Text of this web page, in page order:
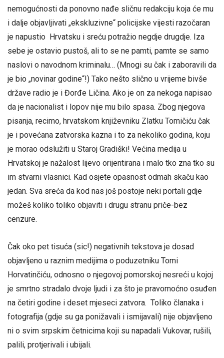
nemogućnosti da ponovno nađe sličnu redakciju koja će mu
i dalje objavljivati „ekskluzivne“ policijske vijesti razočaran
je napustio Hrvatsku i sreću potražio negdje drugdje. Iza
sebe je ostavio pustoš, ali to se ne pamti, pamte se samo
naslovi o navodnom kriminalu… (Mnogi su čak i zaboravili da
je bio „novinar godine“!) Tako nešto slično u vrijeme bivše
države radio je i Đorđe Ličina. Ako je on za nekoga napisao
da je nacionalist i lopov nije mu bilo spasa. Zbog njegova
pisanja, recimo, hrvatskom književniku Zlatku Tomičiću čak
je i povećana zatvorska kazna i to za nekoliko godina, koju
je morao odslužiti u Staroj Gradiški! Većina medija u
Hrvatskoj je nažalost lijevo orijentirana i malo tko zna tko su
im stvarni vlasnici. Kad osjete opasnost odmah skaču kao
jedan. Sva sreća da kod nas još postoje neki portali gdje
možeš koliko toliko objaviti i drugu stranu priče-bez
cenzure.
Čak oko pet tisuća (sic!) negativnih tekstova je dosad
objavljeno u raznim medijima o poduzetniku Tomi
Horvatinčiću, odnosno o njegovoj pomorskoj nesreći u kojoj
je smrtno stradalo dvoje ljudi i za što je pravomoćno osuđen
na četiri godine i deset mjeseci zatvora. Toliko članaka i
fotografija (gdje su ga ponižavali i ismijavali) nije objavljeno
ni o svim srpskim četnicima koji su napadali Vukovar, rušili,
palili, protjerivali i ubijali.